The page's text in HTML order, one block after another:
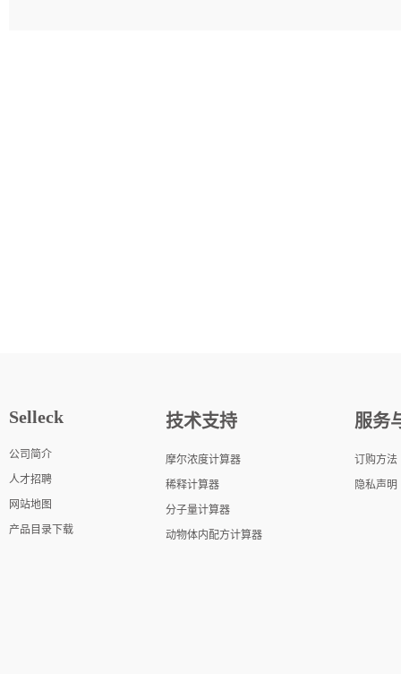
Selleck
公司简介
人才招聘
网站地图
产品目录下载
技术支持
摩尔浓度计算器
稀释计算器
分子量计算器
动物体内配方计算器
服务
订购方法
隐私声明